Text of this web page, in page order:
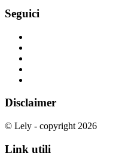
Seguici
Disclaimer
© Lely - copyright 2026
Link utili